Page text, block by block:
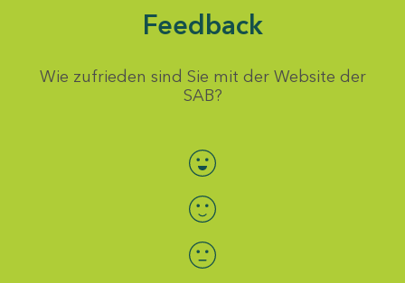
Feedback
Wie zufrieden sind Sie mit der Website der
SAB?
Bewertung auswählen